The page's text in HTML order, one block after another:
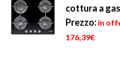
cottura a
Prezzo: in
176,39€